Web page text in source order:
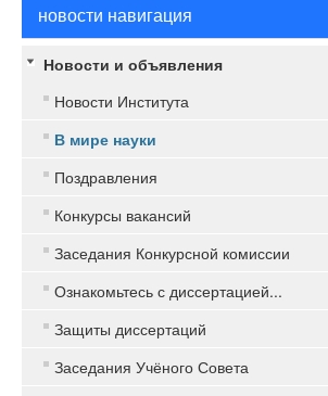
новости навигация
Новости и объявления
Новости Института
В мире науки
Поздравления
Конкурсы вакансий
Заседания Конкурсной комиссии
Ознакомьтесь с диссертацией...
Защиты диссертаций
Заседания Учёного Совета